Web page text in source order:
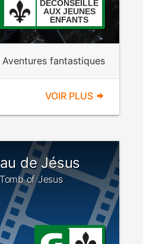
DÉCONSEILLÉ
AUX JEUNES
ENFANTS
Aventures fantastiques
VOIR PLUS
de Jésus
of Jesus